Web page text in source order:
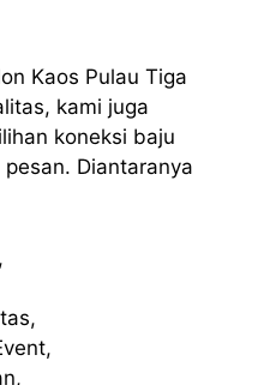
Kaos Pulau Tiga
kami juga
koneksi baju
Diantaranya